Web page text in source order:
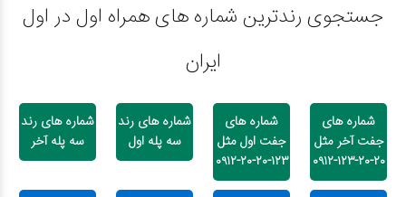
جستجوی رندترین شماره های همراه اول در اول
ایران
شماره های
جفت آخر مثل
۲۰-۲۰-۱۲۳-۰۹۱۲
شماره های
جفت اول مثل
۱۲۳-۲۰-۲۰-۰۹۱۲
شماره های رند
سه پله اول
شماره های رند
سه پله آخر